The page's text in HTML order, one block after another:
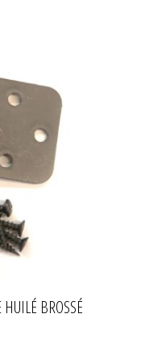
HUILÉ BROSSÉ